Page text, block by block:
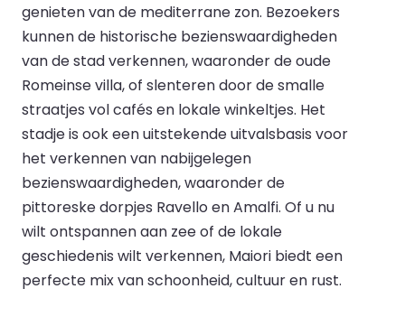
genieten van de mediterrane zon. Bezoekers
kunnen de historische bezienswaardigheden
van de stad verkennen, waaronder de oude
Romeinse villa, of slenteren door de smalle
straatjes vol cafés en lokale winkeltjes. Het
stadje is ook een uitstekende uitvalsbasis voor
het verkennen van nabijgelegen
bezienswaardigheden, waaronder de
pittoreske dorpjes Ravello en Amalfi. Of u nu
wilt ontspannen aan zee of de lokale
geschiedenis wilt verkennen, Maiori biedt een
perfecte mix van schoonheid, cultuur en rust.